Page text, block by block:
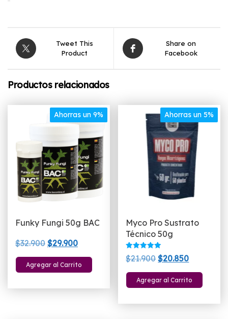
Tweet This
Product
Share on
Facebook
Productos relacionados
Ahorras un 9%
Funky Fungi 50g BAC
$32.900 El
precio
original
$29.900El
precio
actual
Agregar al Carrito
Ahorras un 5%
Myco Pro Sustrato
Técnico 50g
Valorado
con
de 5
$21.900El
precio
original
$20.850El
precio
actual
Agregar al Carrito